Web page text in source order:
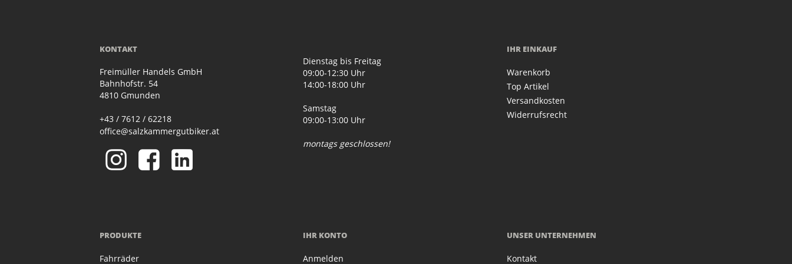
KONTAKT
Freimüller Handels GmbH
Bahnhofstr. 54
4810 Gmunden
+43 / 7612 / 62218
office@salzkammergutbiker.at
Dienstag bis Freitag
09:00-12:30 Uhr
14:00-18:00 Uhr
Samstag
09:00-13:00 Uhr
montags geschlossen!
IHR EINKAUF
Warenkorb
Top Artikel
Versandkosten
Widerrufsrecht
PRODUKTE
Fahrräder
IHR KONTO
Anmelden
UNSER UNTERNEHMEN
Kontakt